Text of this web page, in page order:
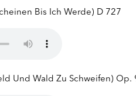
Bis Ich Werde) D 727
Und Wald Zu Schweifen) Op.